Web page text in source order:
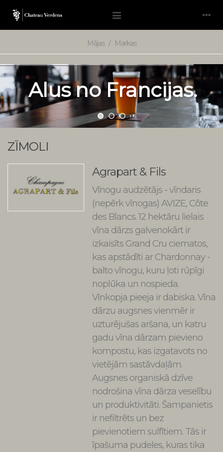
Mājas / Markas
AlusnoFrancijas.
ZĪMOLI
Agrapart & Fils
Vīnogu audzētājs - vīndaris
(nepērk vīnogas) AVIZE, Côte
des Blancs. 12 hektāru lielais
vīna dārzs galvenokārt ir
izkaisīts Grand Cru ciematos,
kas apstādīti ar Chardonnay -
balto vīnogu, kuru ļoti rūpīgi
noplūka un nospieda.
Vīnkopja pieeja ir dabiska. Vīna
dārzu augsnes vienmēr ir
uzturējušas aršana, un katru
gadu vīna dārzam pievieno
kompostu, kas izgatavots no
vietējām sastāvdaļām.
Augsnes organiskā dzīve
nodrošina vīna dārza veselību
un produktivitāti. Šampanietis
ir nefiltrēts un bez
pievienotiem sulfītiem. Tās ir
īpašuma pudeles, kuras tika